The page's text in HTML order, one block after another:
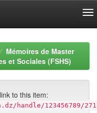
Mémoires de Master
et Sociales (FSHS)
to this item:
handle/123456789/